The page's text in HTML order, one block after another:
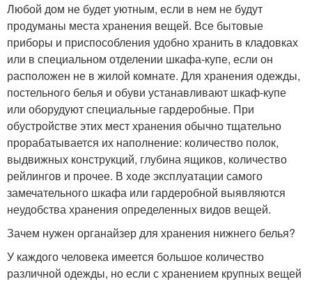
Любой дом не будет уютным, если в нем не будут
продуманы места хранения вещей. Все бытовые
приборы и приспособления удобно хранить в кладовках
или в специальном отделении шкафа-купе, если он
расположен не в жилой комнате. Для хранения одежды,
постельного белья и обуви устанавливают шкаф-купе
или оборудуют специальные гардеробные. При
обустройстве этих мест хранения обычно тщательно
прорабатывается их наполнение: количество полок,
выдвижных конструкций, глубина ящиков, количество
рейлингов и прочее. В ходе эксплуатации самого
замечательного шкафа или гардеробной выявляются
неудобства хранения определенных видов вещей.
Зачем нужен органайзер для хранения нижнего белья?
У каждого человека имеется большое количество
различной одежды, но если с хранением крупных вещей